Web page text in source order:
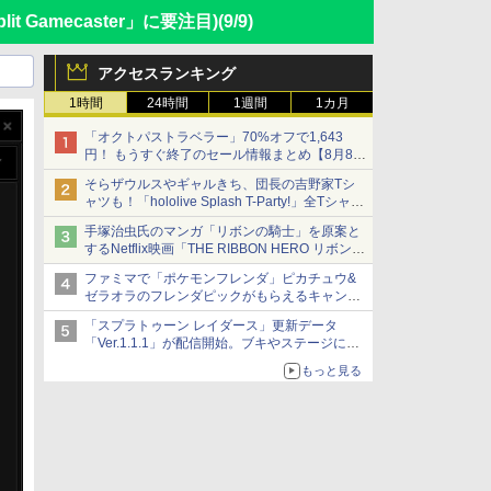
Gamecaster」に要注目)(9/9)
アクセスランキング
1時間 24時間 1週間 1カ月
「オクトパストラベラー」70%オフで1,643
円！ もうすぐ終了のセール情報まとめ【8月8日
更新】
ニンテンドーeショップでは「大神 絶景版」が
67%オフで990円
そらザウルスやギャルきち、団長の吉野家Tシ
ャツも！「hololive Splash T-Party!」全Tシャツ
ラインナップ公開＆オンライン販売開始
手塚治虫氏のマンガ「リボンの騎士」を原案と
するNetflix映画「THE RIBBON HERO リボンヒ
ーロー」本日配信開始
ファミマで「ポケモンフレンダ」ピカチュウ&
ゼラオラのフレンダピックがもらえるキャンペ
ーン開催！
「スプラトゥーン レイダース」更新データ
「Ver.1.1.1」が配信開始。ブキやステージに関
もっと見る